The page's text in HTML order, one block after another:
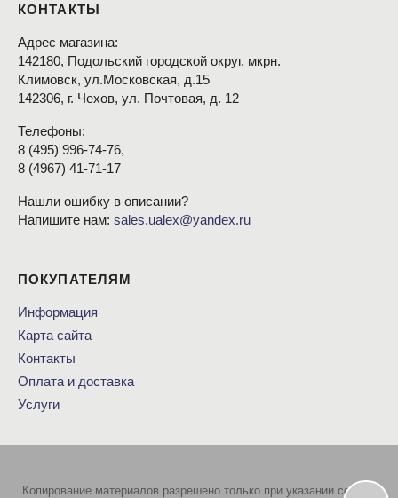
КОНТАКТЫ
Адрес магазина:
142180, Подольский городской округ, мкрн.
Климовск, ул.Московская, д.15
142306, г. Чехов, ул. Почтовая, д. 12
Телефоны:
8 (495) 996-74-76,
8 (4967) 41-71-17
Нашли ошибку в описании?
Напишите нам: sales.ualex@yandex.ru
ПОКУПАТЕЛЯМ
Информация
Карта сайта
Контакты
Оплата и доставка
Услуги
Копирование материалов разрешено только при указании ссылки